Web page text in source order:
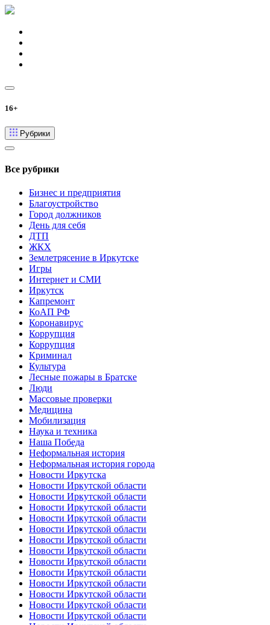
16+
Рубрики
Все рубрики
Бизнес и предприятия
Благоустройство
Город должников
День для себя
ДТП
ЖКХ
Землетрясение в Иркутске
Игры
Интернет и СМИ
Иркутск
Капремонт
КоАП РФ
Коронавирус
Коррупция
Коррупция
Криминал
Культура
Лесные пожары в Братске
Люди
Массовые проверки
Медицина
Мобилизация
Наука и техника
Наша Победа
Неформальная история
Неформальная история города
Новости Иркутска
Новости Иркутской области
Новости Иркутской области
Новости Иркутской области
Новости Иркутской области
Новости Иркутской области
Новости Иркутской области
Новости Иркутской области
Новости Иркутской области
Новости Иркутской области
Новости Иркутской области
Новости Иркутской области
Новости Иркутской области
Новости Иркутской области